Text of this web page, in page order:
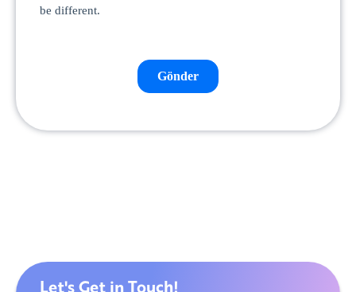
Let's Get in Touch!